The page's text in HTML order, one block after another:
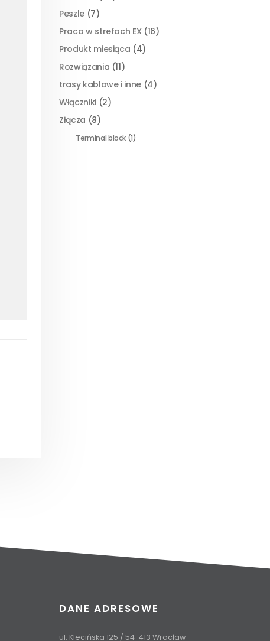
Peszle(7)
Praca w strefach EX(16)
Produkt miesiąca (4)
Rozwiązania (11)
trasy kablowe i inne (4)
Włączniki(2)
Złącza (8)
Terminal block (1)
DANE ADRESOWE
ul. Klecińska 125 / 54-413 Wrocław